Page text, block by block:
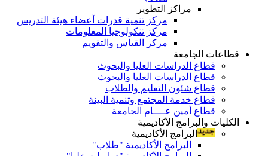
مراكز التطوير
مركز تنمية قدرات أعضاء هيئة التدريس
مركز تنكولوجيا المعلومات
مركز القياس والتقويم
قطاعات الجامعة
قطاع الدراسات العليا والبحوث
قطاع الدراسات العليا والبحوث
قطاع شئون التعليم والطلاب
قطاع خدمة المجتمع وتنمية البيئة
قطاع أمين عــــام الجامعة
الكليات والبرامج الأكاديمية
البرامج الأكاديمية
البرامج الأكاديمية "طلاب"